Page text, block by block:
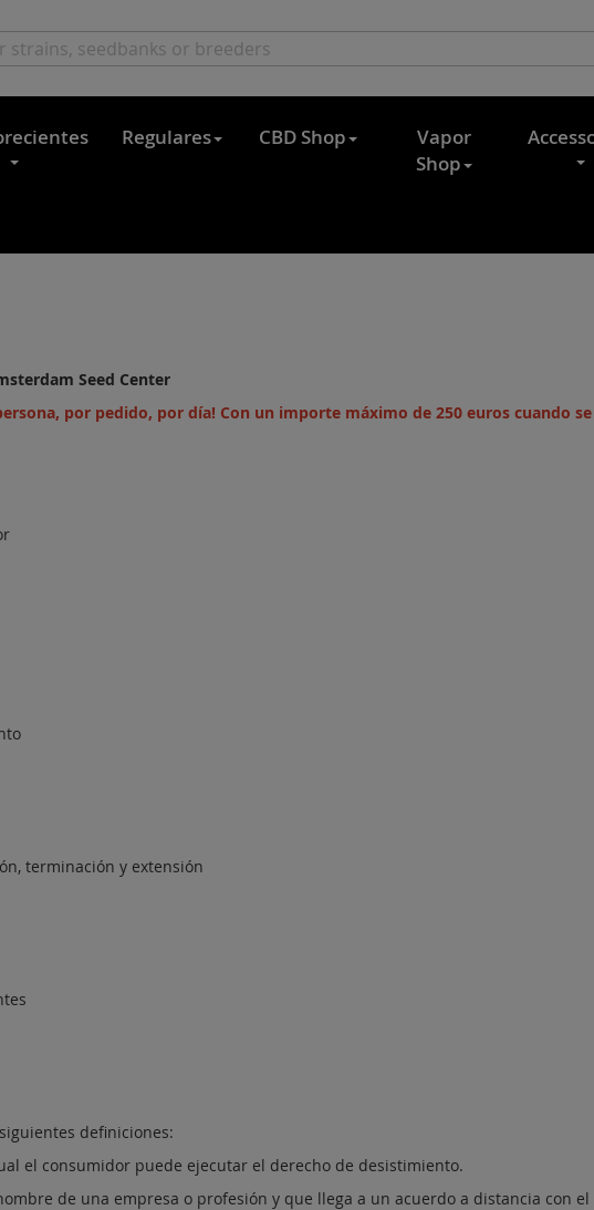
Regulares CBD Shop
Vapor
Shop
Seed Center
por pedido, por día! Con un importe máximo de 250 euros cuando se
terminación y extensión
definiciones:
el consumidor puede ejecutar el derecho de desistimiento.
de una empresa o profesión y que llega a un acuerdo a distancia con